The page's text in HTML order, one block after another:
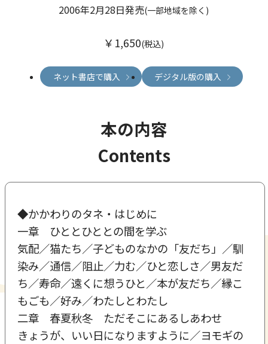
2006年2月28日発売(一部地域を除く)
￥1,650(税込)
ネット書店で購入 デジタル版の購入
本の内容
Contents
◆かかわりのタネ・はじめに
一章 ひととひととの間を学ぶ
気配／猫たち／子どものなかの「友だち」／馴
染み／通信／阻止／力む／ひと恋しさ／男友だ
ち／寿命／遠くに想うひと／本が友だち／縁こ
もごも／好み／わたしとわたし
二章 春夏秋冬 ただそこにあるしあわせ
きょうが、いい日になりますように／ヨモギの